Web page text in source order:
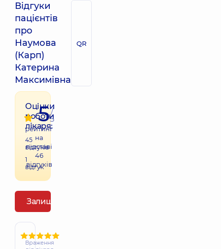
Відгуки
пацієнтів
про
Наумова
(Карп)
Катерина
Максимівна
QR
Оцінки
роботи
лікаря:
45
відгуків
1
відгук
5/
5
рейтинг
на
підставі
46
відгуків
Залишити відгук
Враження